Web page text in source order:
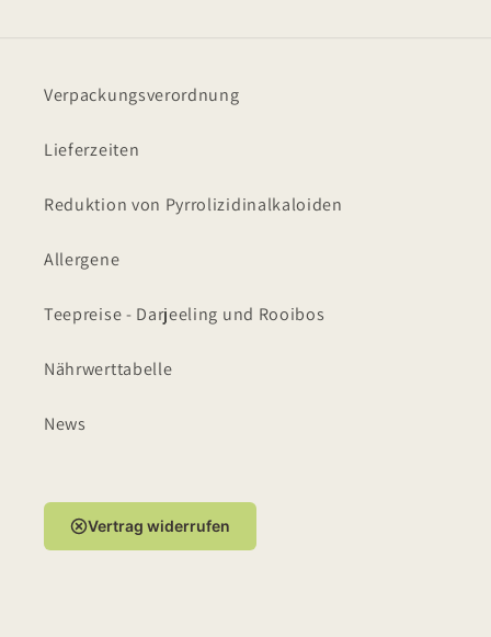
Verpackungsverordnung
Lieferzeiten
Reduktion von Pyrrolizidinalkaloiden
Allergene
Teepreise - Darjeeling und Rooibos
Nährwerttabelle
News
Vertrag widerrufen